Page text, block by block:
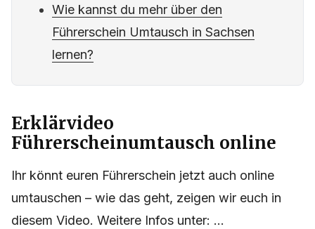
Wie kannst du mehr über den
Führerschein Umtausch in Sachsen
lernen?
Erklärvideo
Führerscheinumtausch online
Ihr könnt euren Führerschein jetzt auch online
umtauschen – wie das geht, zeigen wir euch in
diesem Video. Weitere Infos unter: ...